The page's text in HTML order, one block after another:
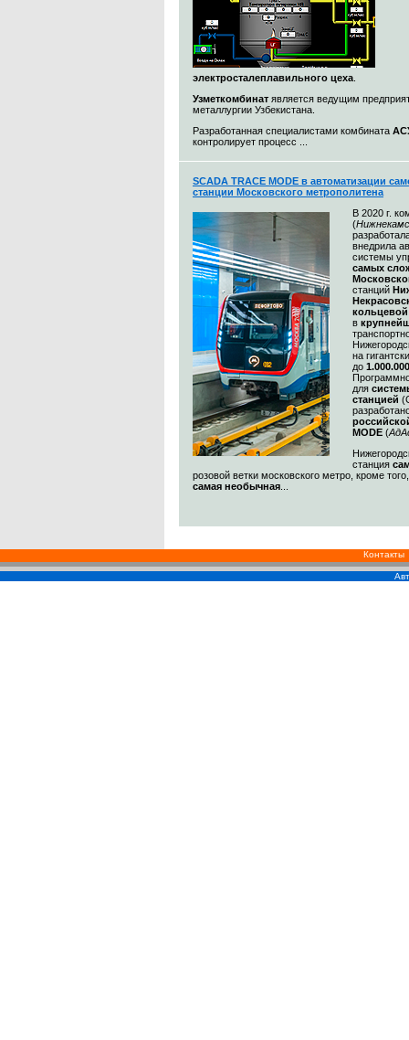
электросталеплавильного цеха
Узметкомбинат является ведущим
металлургии Узбекистана.
Разработанная специалистами комбината
контролирует процесс ...
SCADA TRACE MODE в автоматизации
станции Московского метрополитена
В 2020 г.
(
внедрила
системы
самых
станций
в
на
до
для
станцией
MODE (
станция
розовой ветки московского метро, кроме
самая необычная
Контакты